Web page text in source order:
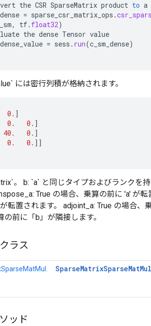
the CSR SparseMatrix product to a
= sparse_csr_matrix_ops .
, tf. float32)
the dense Tensor value
= sess . run(c_sm_dense)
には密行列積が格納されます。
0. ]
0. 0. ]
40. 0. ]
0. 0. ]]
。 b: `a` と同じタイプおよびランクを
True の場合、乗算の前に 'a' が
転置されます。 adjoint_a: True の場合、
の前に「b」が隣接します。
ラス
SparseMatrixSparseMatMul
ッド